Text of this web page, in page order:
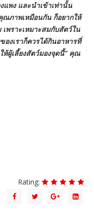
แพง และนำเข้าเท่านั้น
ณภาพเหมือนกัน ก็อยากให้
พราะเหมาะสมกับสัตว์ใน
องเราก็ควรได้กินอาหารที่
ห้ผู้เลี้ยงสัตว์มองจุดนี้” คุณ
Rating: